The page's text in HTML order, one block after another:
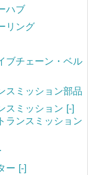
ハブ
リング
ブチェーン・ベル
スミッション部品
スミッション [-]
ランスミッション
ー [-]